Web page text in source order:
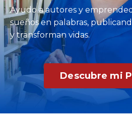
Ayudo a autores y
sueños en palabras,
y transforman vidas.
Descubre mi